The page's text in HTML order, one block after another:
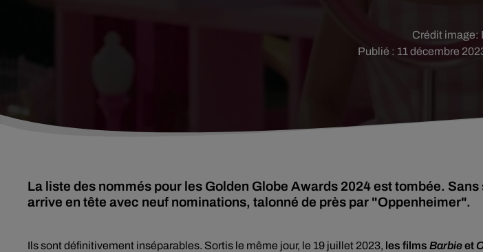
Publié : 11 décembre
Crédit image:
La liste des nommés pour les Golden Globe Awards 2024 est tombée.
arrive en tête avec neuf nominations, talonné de près par "Oppenheimer".
Ils sont définitivement inséparables. Sortis le même jour, le 19 juillet 2023, les films Barbieet